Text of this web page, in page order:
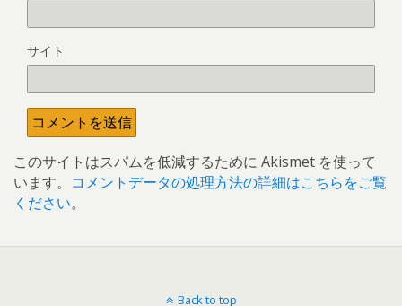
サイト
このサイトはスパムを低減するために Akismet を使って
います。 コメントデータの処理方法の詳細はこちらをご覧
ください。
Back to top